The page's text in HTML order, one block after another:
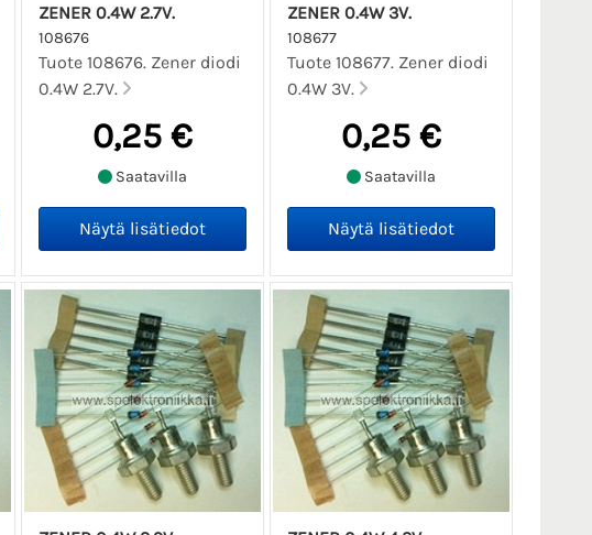
ZENER 0.4W 2.7V.
108676
Tuote 108676. Zener diodi
0.4W 2.7V.
0,25 €
Saatavilla
ZENER 0.4W 3V.
108677
Tuote 108677. Zener diodi
0.4W 3V.
0,25 €
Saatavilla